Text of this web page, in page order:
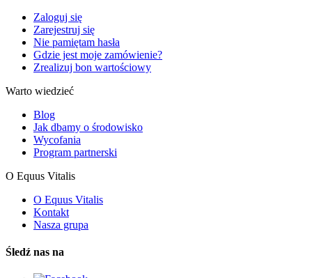
Zaloguj się
Zarejestruj się
Nie pamiętam hasła
Gdzie jest moje zamówienie?
Zrealizuj bon wartościowy
Warto wiedzieć
Blog
Jak dbamy o środowisko
Wycofania
Program partnerski
O Equus Vitalis
O Equus Vitalis
Kontakt
Nasza grupa
Śledź nas na